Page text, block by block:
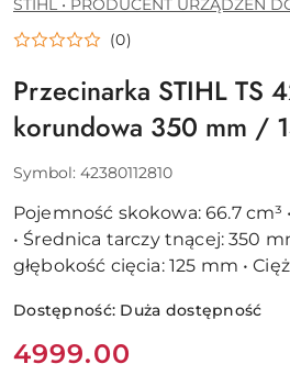
URZĄDZEŃ
DO
PIELĘGNACJI(0)
Przecinarka STIHL TS
korundowa 350 mm /
Symbol: 42380112810
Pojemność skokowa: 66.7 cm³
• Średnica tarczy tnącej: 350
głębokość cięcia: 125 mm •
Dostępność: Duża dostępność
Cena:
4999.00